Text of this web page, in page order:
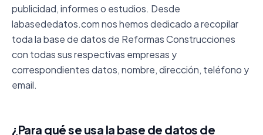
publicidad, informes o estudios. Desde
labasededatos.com nos hemos dedicado a recopilar
toda la base de datos de Reformas Construcciones
con todas sus respectivas empresas y
correspondientes datos, nombre, dirección, teléfono y
email.
¿Para qué se usa la base de datos de